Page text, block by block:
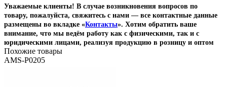
Уважаемые клиенты! В случае возникновения вопросов по
товару, пожалуйста, свяжитесь с нами — все контактные данные
размещены во вкладке «Контакты». Хотим обратить ваше
внимание, что мы ведём работу как с физическими, так и с
юридическими лицами, реализуя продукцию в розницу и оптом
Похожие товары
AMS-P0205